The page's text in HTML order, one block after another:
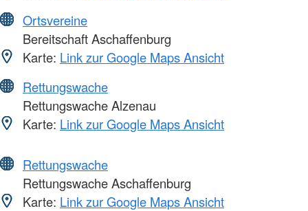
Ortsvereine
Bereitschaft Aschaffenburg
Karte: Link zur Google Maps Ansicht
Rettungswache
Rettungswache Alzenau
Karte: Link zur Google Maps Ansicht
Rettungswache
Rettungswache Aschaffenburg
Karte: Link zur Google Maps Ansicht